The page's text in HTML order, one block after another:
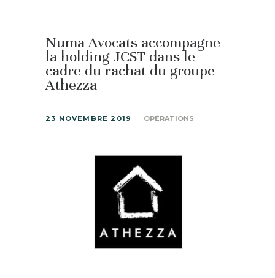
Numa Avocats accompagne
la holding JCST dans le
cadre du rachat du groupe
Athezza
23 NOVEMBRE 2019 OPÉRATIONS